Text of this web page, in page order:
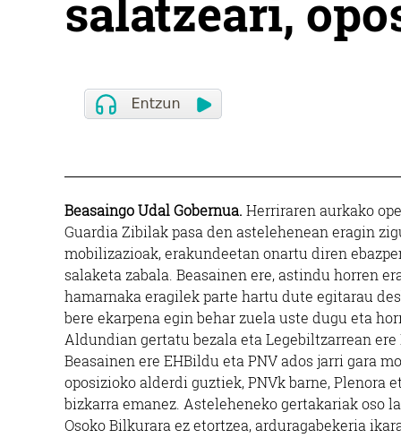
salatzeari,
Beasaingo Udal Gobernua. Herriraren aurkako
Guardia Zibilak pasa den astelehenean eragin
mobilizazioak, erakundeetan onartu diren
salaketa zabala. Beasainen ere, astindu horren
hamarnaka eragilek parte hartu dute egitarau
bere ekarpena egin behar zuela uste dugu eta
Aldundian gertatu bezala eta Legebiltzarrean
Beasainen ere EHBildu eta PNV ados jarri gara
oposizioko alderdi guztiek, PNVk barne, Plenora
bizkarra emanez. Asteleheneko gertakariak oso
Osoko Bilkurara ez etortzea, arduragabekeria